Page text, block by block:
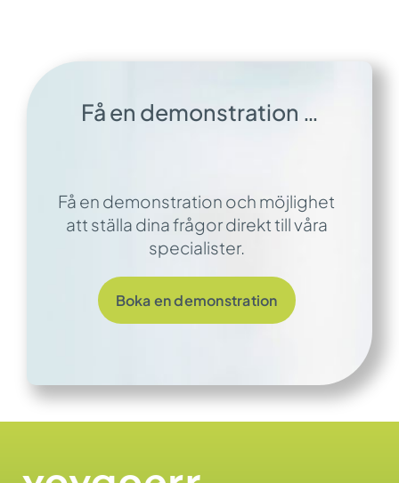
Få en demonstration …
Få en demonstration och möjlighet
att ställa dina frågor direkt till våra
specialister.
Boka en demonstration